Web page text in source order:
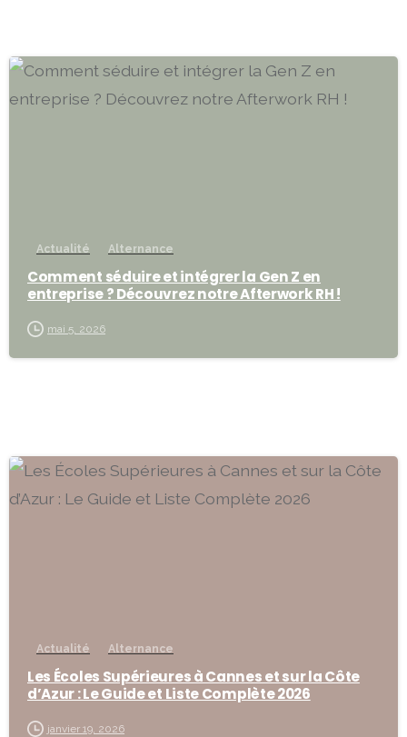
Actualité Alternance
Comment séduire et intégrer la Gen Z en
entreprise ? Découvrez notre Afterwork RH !
mai 5, 2026
Actualité Alternance
Les Écoles Supérieures à Cannes et sur la Côte
d’Azur : Le Guide et Liste Complète 2026
janvier 19, 2026